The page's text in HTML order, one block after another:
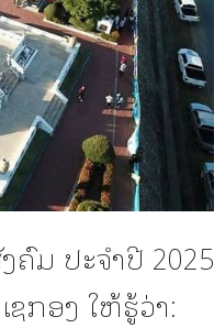
ມ ປະຈໍາປີ 2025
ກອງ ໃຫ້ຮູ້ວ່າ: